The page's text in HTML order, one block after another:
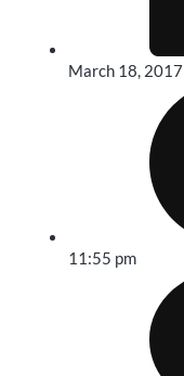
March 18, 2017
11:55 pm